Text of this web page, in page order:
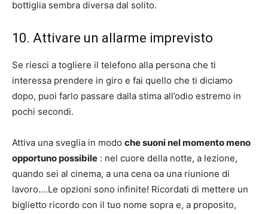
bottiglia sembra diversa dal solito.
10. Attivare un allarme imprevisto
Se riesci a togliere il telefono alla persona che ti
interessa prendere in giro e fai quello che ti diciamo
dopo, puoi farlo passare dalla stima all’odio estremo in
pochi secondi.
Attiva una sveglia in modo che suoni nel momento meno
opportuno possibile : nel cuore della notte, a lezione,
quando sei al cinema, a una cena oa una riunione di
lavoro….Le opzioni sono infinite! Ricordati di mettere un
biglietto ricordo con il tuo nome sopra e, a proposito,